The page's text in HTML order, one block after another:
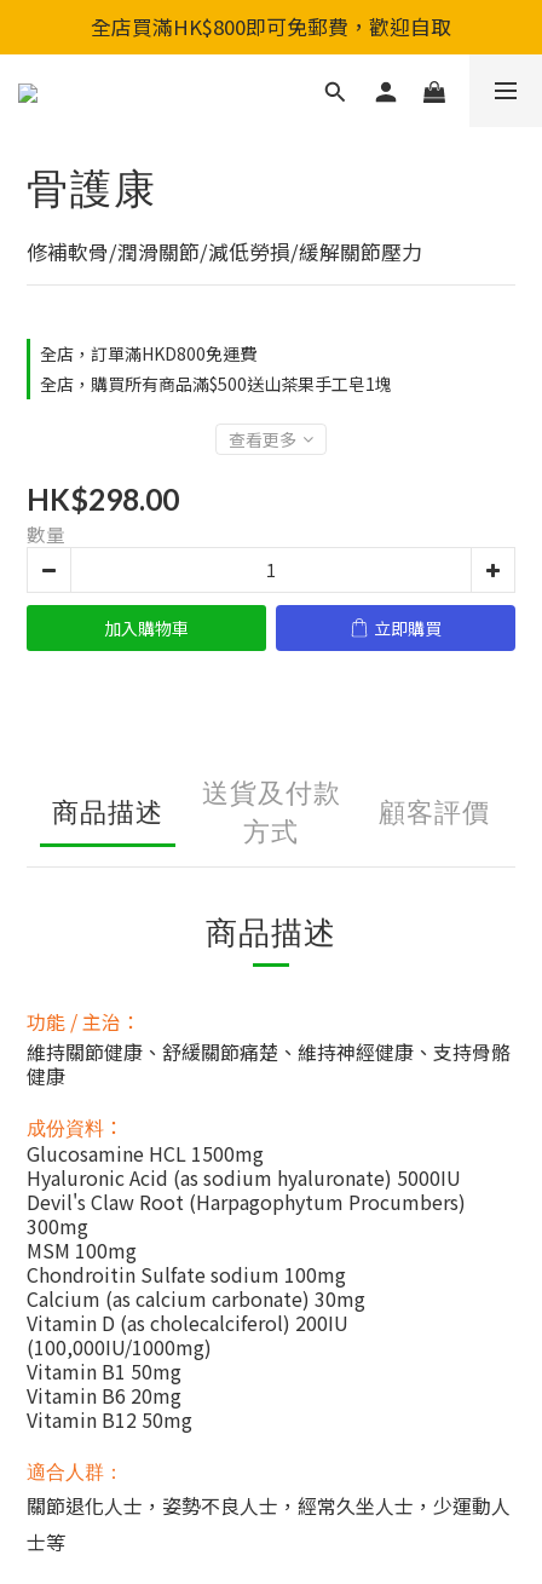
全店買滿HK$800即可免郵費，歡迎自取
全店買滿HK$800即可免郵費，歡迎自取
新會員入會享首單88折&購物金HKD200
骨護康
修補軟骨/潤滑關節/減低勞損/緩解關節壓力
全店，訂單滿HKD800免運費
全店，購買所有商品滿$500送山茶果手工皂1塊
查看更多
HK$298.00
數量
加入購物車 立即購買
商品描述
送貨及付款
方式
顧客評價
商品描述
功能 / 主治：
維持關節健康、舒緩關節痛楚、維持神經健康、支持骨骼
健康
成份資料 ：
Glucosamine HCL 1500mg
Hyaluronic Acid (as sodium hyaluronate) 5000IU
Devil's Claw Root (Harpagophytum Procumbers)
300mg
MSM 100mg
Chondroitin Sulfate sodium 100mg
Calcium (as calcium carbonate) 30mg
Vitamin D (as cholecalciferol) 200IU
(100,000IU/1000mg)
Vitamin B1 50mg
Vitamin B6 20mg
Vitamin B12 50mg
適合人群：
關節退化人士，姿勢不良人士，經常久坐人士，少運動人
士等